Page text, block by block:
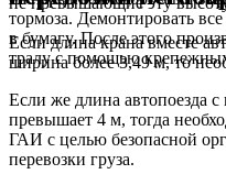
тормоза. Демонтировать
в бумагу. После этого
тралу с помощью
Если длина крана вместе
ширина более 3,49 м,то
Если же длина автопоезда
превышает 4 м, тогда
ГАИ с целью безопасной
перевозки груза.